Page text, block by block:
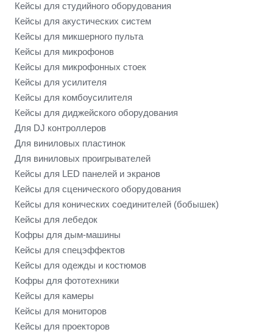
Кейсы для студийного оборудования
Кейсы для акустических систем
Кейсы для микшерного пульта
Кейсы для микрофонов
Кейсы для микрофонных стоек
Кейсы для усилителя
Кейсы для комбоусилителя
Кейсы для диджейского оборудования
Для DJ контроллеров
Для виниловых пластинок
Для виниловых проигрывателей
Кейсы для LED панелей и экранов
Кейсы для сценического оборудования
Кейсы для конических соединителей (бобышек)
Кейсы для лебедок
Кофры для дым-машины
Кейсы для спецэффектов
Кейсы для одежды и костюмов
Кофры для фототехники
Кейсы для камеры
Кейсы для мониторов
Кейсы для проекторов